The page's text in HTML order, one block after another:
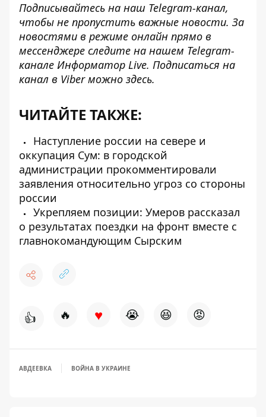
Подписывайтесь на наш Telegram-канал,
чтобы не пропустить важные новости. За
новостями в режиме онлайн прямо в
мессенджере следите на нашем Telegram-
канале Информатор Live. Подписаться на
канал в Viber можно здесь.
ЧИТАЙТЕ ТАКЖЕ:
Наступление россии на севере и
оккупация Сум: в городской
администрации прокомментировали
заявления относительно угроз со стороны
россии
Укрепляем позиции: Умеров рассказал
о результатах поездки на фронт вместе с
главнокомандующим Сырским
👍 🔥 ♥ 😭 😆 😡
АВДЕЕВКА ВОЙНА В УКРАИНЕ